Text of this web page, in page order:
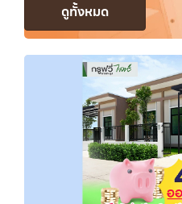
ดูทั้งหมด